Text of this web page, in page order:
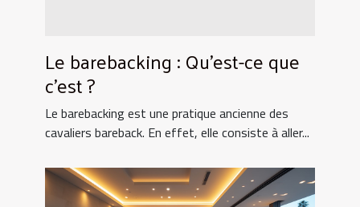
Le barebacking : Qu’est-ce que
c’est ?
Le barebacking est une pratique ancienne des
cavaliers bareback. En effet, elle consiste à aller...